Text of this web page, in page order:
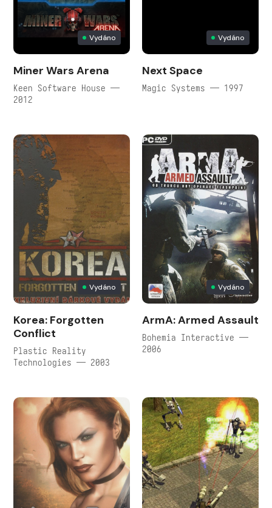
Vydáno
Miner Wars Arena
Keen Software House —
2012
Vydáno
Next Space
Magic Systems — 1997
Vydáno
Korea: Forgotten
Conflict
Plastic Reality
Technologies — 2003
Vydáno
ArmA: Armed Assault
Bohemia Interactive —
2006